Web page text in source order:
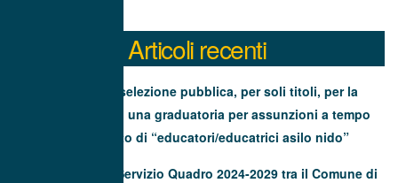
Articoli recenti
Avviso di selezione pubblica, per soli titoli, per la
formazione di una graduatoria per assunzioni a tempo
determinato di “educatori/educatrici asilo nido”
Contratto di Servizio Quadro 2024-2029 tra il Comune di